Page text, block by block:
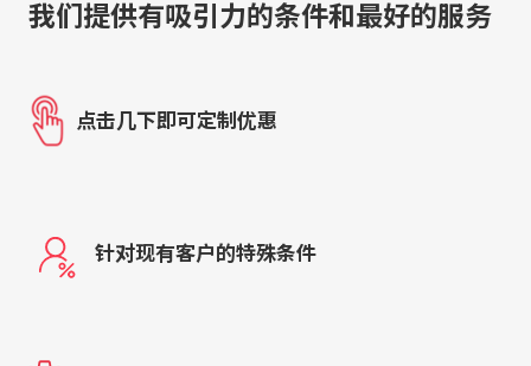
我们提供有吸引力的条件和最好的服务
点击几下即可定制优惠
针对现有客户的特殊条件